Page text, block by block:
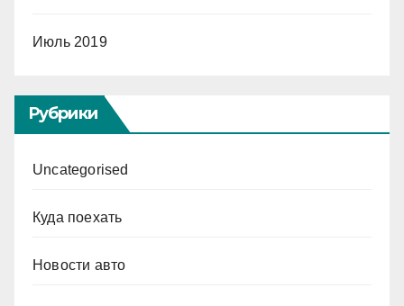
Июль 2019
Рубрики
Uncategorised
Куда поехать
Новости авто